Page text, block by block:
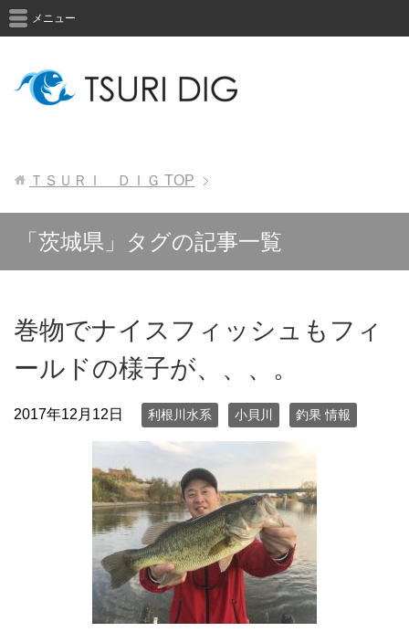
メニュー
ＴＳＵＲＩ ＤＩＧ TOP
「茨城県」タグの記事一覧
巻物でナイスフィッシュもフィ
ールドの様子が、、、。
2017年12月12日 利根川水系 小貝川 釣果 情報